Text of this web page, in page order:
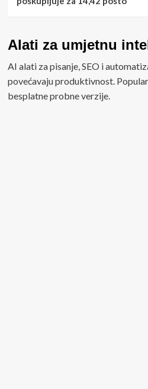
Alati za umjetnu
AI alati za pisanje, SEO i
povećavaju produktivnost.
besplatne probne verzije.